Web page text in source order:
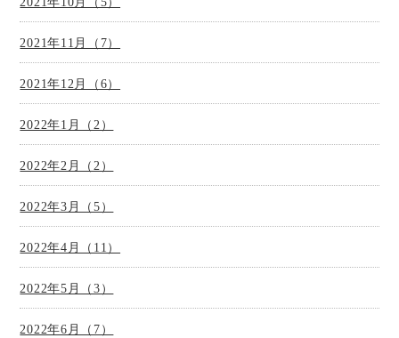
2021年11月（7）
2021年12月（6）
2022年1月（2）
2022年2月（2）
2022年3月（5）
2022年4月（11）
2022年5月（3）
2022年6月（7）